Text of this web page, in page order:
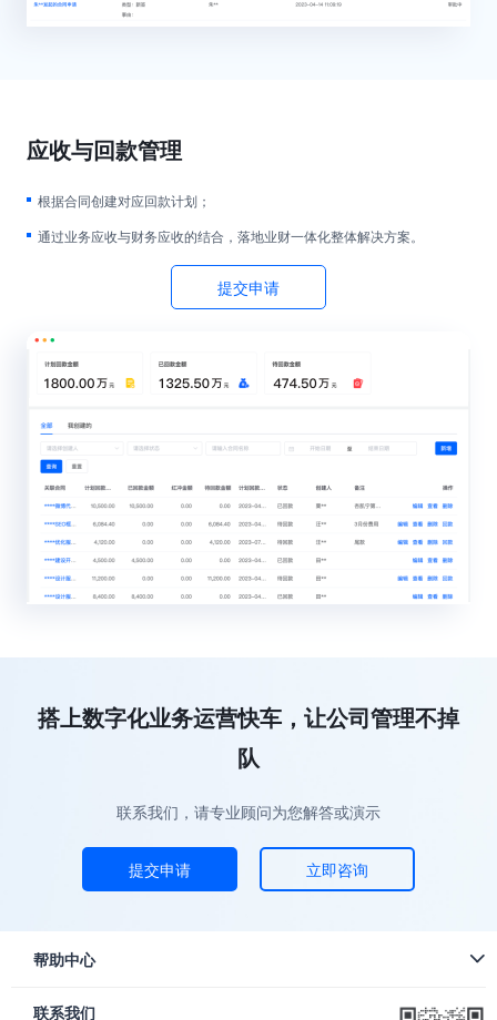
应收与回款管理
根据合同创建对应回款计划；
通过业务应收与财务应收的结合，落地业财一体化整体解决方案。
提交申请
搭上数字化业务运营快车，让公司管理不掉
队
联系我们，请专业顾问为您解答或演示
提交申请 立即咨询
帮助中心
联系我们